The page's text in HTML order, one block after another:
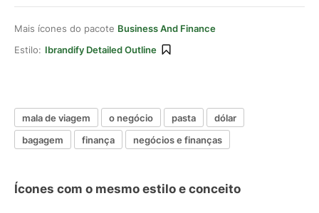
Mais ícones do pacote Business And Finance
Estilo: Ibrandify Detailed Outline
mala de viagem o negócio pasta
dólar
bagagem
finança negócios e finanças
Ícones com o mesmo estilo e conceito